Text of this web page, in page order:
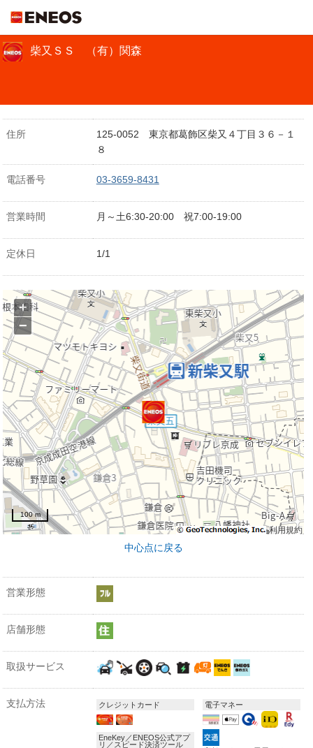
柴又ＳＳ （有）関森
住所
125-0052 東京都葛飾区柴又４丁目３６－１
８
電話番号 03-3659-8431
営業時間 月～土6:30-20:00 祝7:00-19:00
定休日 1/1
利用規約
+
−
100 m
中心点に戻る
営業形態
店舗形態
取扱サービス
支払方法 クレジットカード
EneKey／ENEOS公式アプ
リ／スピード決済ツール
電子マネー